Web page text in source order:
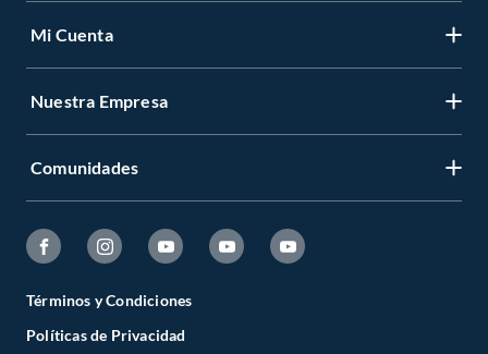
Mi Cuenta
Nuestra Empresa
Comunidades
Términos y Condiciones
Políticas de Privacidad